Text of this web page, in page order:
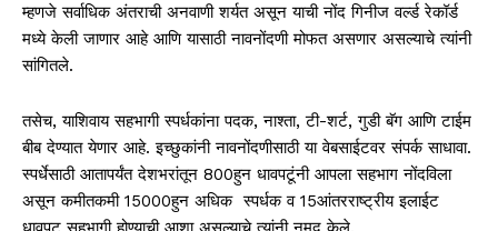
म्हणजे सर्वाधिक अंतराची अनवाणी शर्यत असून याची नोंद गिनीज वर्ल्ड रेकॉर्ड
मध्ये केली जाणार आहे आणि यासाठी नावनोंदणी मोफत असणार असल्याचे त्यांनी
सांगितले.
तसेच, याशिवाय सहभागी स्पर्धकांना पदक, नाश्ता, टी-शर्ट, गुडी बॅग आणि टाईम
बीब देण्यात येणार आहे. इच्छुकांनी नावनोंदणीसाठी या वेबसाईटवर संपर्क साधावा.
स्पर्धेसाठी आतापर्यंत देशभरांतून 800हुन धावपटूंनी आपला सहभाग नोंदविला
असून कमीतकमी 15000हुन अधिक स्पर्धक व 15आंतरराष्ट्रीय इलाईट